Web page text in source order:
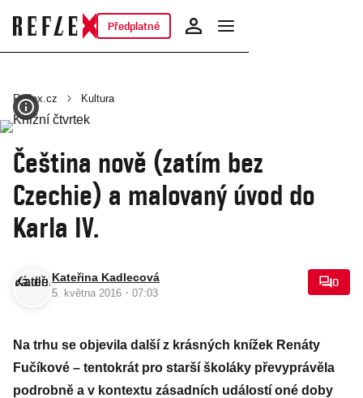
Předplatné
Reflex.cz Kultura
Čeština nově (zatím bez
Czechie) a malovaný úvod do
Karla IV.
Kateřina Kadlecová
5. května 2016 · 07:03
0
Na trhu se objevila další z krásných knížek Renáty
Fučíkové – tentokrát pro starší školáky převyprávěla
podrobně a v kontextu zásadních událostí oné doby